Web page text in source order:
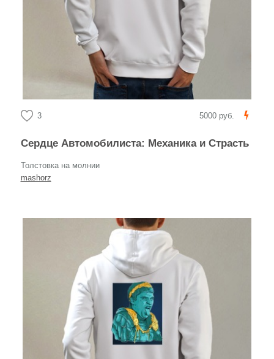
3 5000 руб.
Сердце Автомобилиста: Механика и Страсть
Толстовка на молнии
mashorz